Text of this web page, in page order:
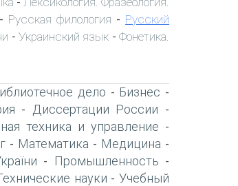
Русская филология - Русский
- Украинский язык - Фонетика.
дело - Бизнес -
- Диссертации России -
техника и управление -
- Математика - Медицина -
- Промышленность -
науки -Учебный